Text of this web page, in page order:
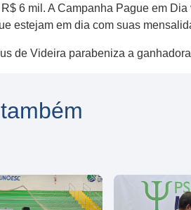
6 mil. A Campanha Pague em
estejam em dia com suas
de Videira parabeniza a